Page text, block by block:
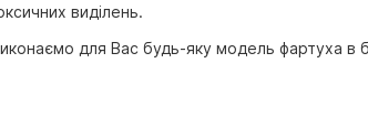
виділень.
для Вас будь-яку модель фартуха в